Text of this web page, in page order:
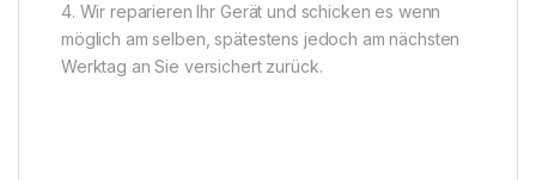
4. Wir reparieren Ihr Gerät und schicken es wenn
möglich am selben, spätestens jedoch am nächsten
Werktag an Sie versichert zurück.